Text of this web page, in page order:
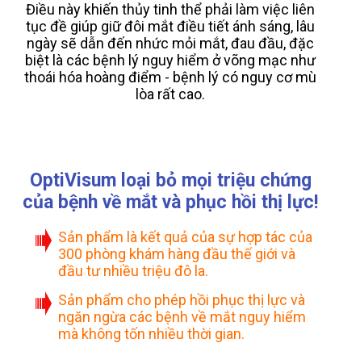
Điều này khiến thủy tinh thể phải làm việc liên
tục đề giúp giữ đôi mắt điều tiết ánh sáng, lâu
ngày sẽ dẫn đến nhức mỏi mắt, đau đầu, đặc
biệt là các bệnh lý nguy hiểm ở võng mạc như
thoái hóa hoàng điểm - bệnh lý có nguy cơ mù
lòa rất cao.
OptiVisum loại bỏ mọi triệu chứng
của bệnh về mắt và phục hồi thị lực!
Sản phẩm là kết quả của sự hợp tác của
300 phòng khám hàng đầu thế giới và
đầu tư nhiều triệu đô la.
Sản phẩm cho phép hồi phục thị lực và
ngăn ngừa các bệnh về mắt nguy hiểm
mà không tốn nhiều thời gian.